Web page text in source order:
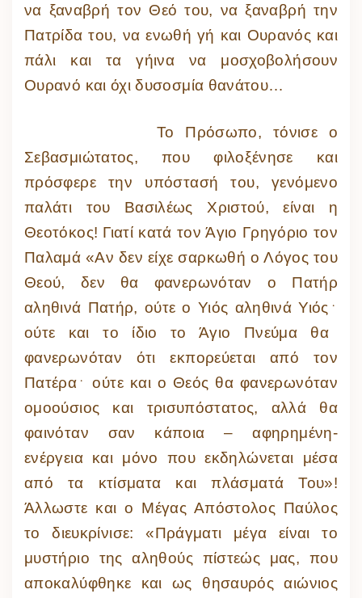
να ξαναβρή τον Θεό του, να ξαναβρή την
Πατρίδα του, να ενωθή γή και Ουρανός και
πάλι και τα γήινα να μοσχοβολήσουν
Ουρανό και όχι δυσοσμία θανάτου…
Το Πρόσωπο, τόνισε ο
Σεβασμιώτατος, που φιλοξένησε και
πρόσφερε την υπόστασή του, γενόμενο
παλάτι του Βασιλέως Χριστού, είναι η
Θεοτόκος! Γιατί κατά τον Άγιο Γρηγόριο τον
Παλαμά «Αν δεν είχε σαρκωθή ο Λόγος του
Θεού, δεν θα φανερωνόταν ο Πατήρ
αληθινά Πατήρ, ούτε ο Υιός αληθινά Υιός ﮲
ούτε και το ίδιο το Άγιο Πνεύμα θα
φανερωνόταν ότι εκπορεύεται από τον
Πατέρα ﮲ ούτε και ο Θεός θα φανερωνόταν
ομοούσιος και τρισυπόστατος, αλλά θα
φαινόταν σαν κάποια – αφηρημένη-
ενέργεια και μόνο που εκδηλώνεται μέσα
από τα κτίσματα και πλάσματά Του»!
Άλλωστε και ο Μέγας Απόστολος Παύλος
το διευκρίνισε: «Πράγματι μέγα είναι το
μυστήριο της αληθούς πίστεώς μας, που
αποκαλύφθηκε και ως θησαυρός αιώνιος